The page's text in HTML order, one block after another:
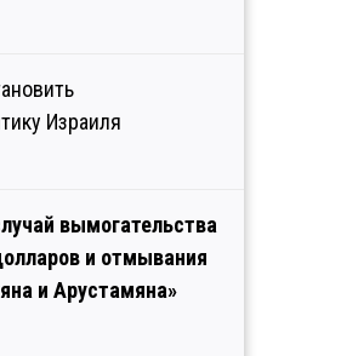
Израиля
вымогательства
и отмывания
и Арустамяна»